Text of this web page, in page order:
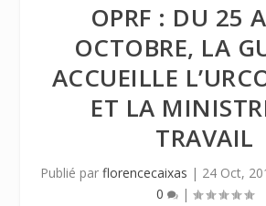
OPRF : DU 25
OCTOBRE, LA
ACCUEILLE
ET LA
TRAVAIL
Publié par florencecaixas | 24 Oct,
0
|